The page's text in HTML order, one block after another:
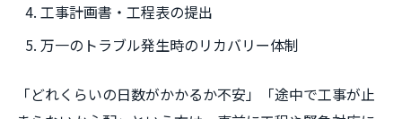
工事計画書・工程表の提出
万一のトラブル発生時のリカバリー体制
「どれくらいの日数がかかるか不安」「途中で工事が止